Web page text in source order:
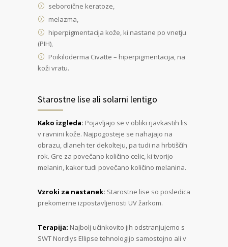
seboroične keratoze,
melazma,
hiperpigmentacija kože, ki nastane po vnetju
(PIH),
Poikiloderma Civatte – hiperpigmentacija, na
koži vratu.
Starostne lise ali solarni lentigo
Kako izgleda: Pojavljajo se v obliki rjavkastih lis
v ravnini kože. Najpogosteje se nahajajo na
obrazu, dlaneh ter dekolteju, pa tudi na hrbtiščih
rok. Gre za povečano količino celic, ki tvorijo
melanin, kakor tudi povečano količino melanina.
Vzroki za nastanek: Starostne lise so posledica
prekomerne izpostavljenosti UV žarkom.
Terapija: Najbolj učinkovito jih odstranjujemo s
SWT Nordlys Ellipse tehnologijo samostojno ali v